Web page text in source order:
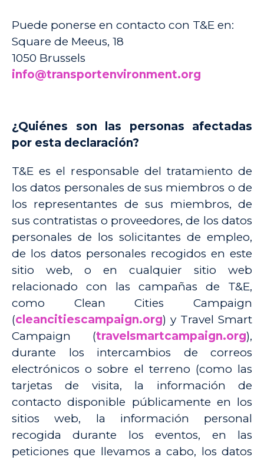
Puede ponerse en contacto con T&E en:
Square de Meeus, 18
1050 Brussels
info@transportenvironment.org
¿Quiénes son las personas afectadas
por esta declaración?
T&E es el responsable del tratamiento de
los datos personales de sus miembros o de
los representantes de sus miembros, de
sus contratistas o proveedores, de los datos
personales de los solicitantes de empleo,
de los datos personales recogidos en este
sitio web, o en cualquier sitio web
relacionado con las campañas de T&E,
como Clean Cities Campaign
(cleancitiescampaign.org) y Travel Smart
Campaign (travelsmartcampaign.org),
durante los intercambios de correos
electrónicos o sobre el terreno (como las
tarjetas de visita, la información de
contacto disponible públicamente en los
sitios web, la información personal
recogida durante los eventos, en las
peticiones que llevamos a cabo, los datos